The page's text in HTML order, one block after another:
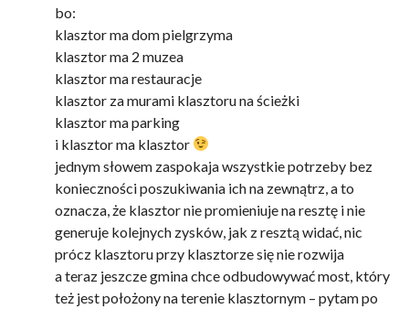
bo:
klasztor ma dom pielgrzyma
klasztor ma 2 muzea
klasztor ma restauracje
klasztor za murami klasztoru na ścieżki
klasztor ma parking
i klasztor ma klasztor
jednym słowem zaspokaja wszystkie potrzeby bez
konieczności poszukiwania ich na zewnątrz, a to
oznacza, że klasztor nie promieniuje na resztę i nie
generuje kolejnych zysków, jak z resztą widać, nic
prócz klasztoru przy klasztorze się nie rozwija
a teraz jeszcze gmina chce odbudowywać most, który
też jest położony na terenie klasztornym – pytam po